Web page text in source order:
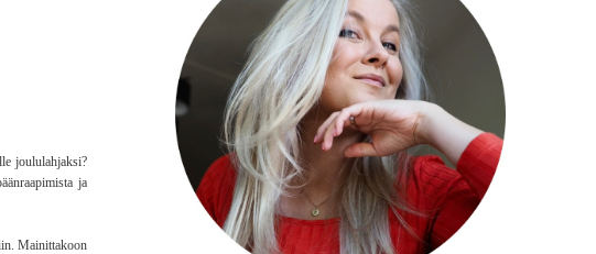
joululahjaksi?
ja
Mainittakoon